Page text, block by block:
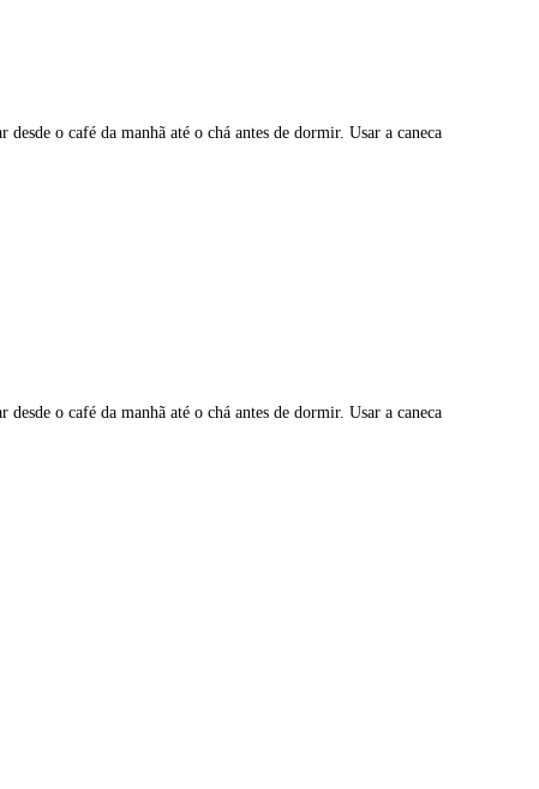
o café da manhã até o chá antes de dormir. Usar a caneca
o café da manhã até o chá antes de dormir. Usar a caneca